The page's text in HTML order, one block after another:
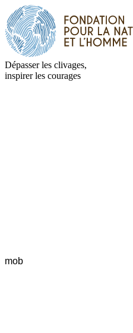
Dépasser les clivages,
inspirer les courages
mob